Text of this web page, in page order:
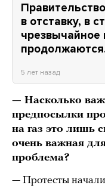
в отставку, в
5 лет назад
— Насколько
предпосылки
на газ это лишь
очень важная
проблема?
— Протесты